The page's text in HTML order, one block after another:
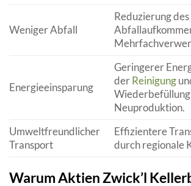
Weniger Abfall
Reduzierung des
Energieeinsparung
Geringerer
derReinigung
Neuproduktion.
Umweltfreundlicher
Transport
Effizientere
durch regionale
Warum Aktien Zwick’l